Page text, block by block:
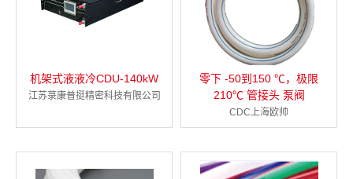
机架式液液冷CDU-140kW
江苏菉康普挺精密科技有限公司
零下 -50到150 ℃，极限
210℃ 管接头 泵阀
CDC上海欧帅